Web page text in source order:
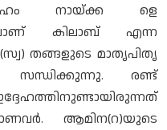
നായ്ക്ക ളെ
കിലാബ് എന്ന
തങ്ങളുടെ മാതൃപിതൃ
സന്ധിക്കുന്നു. രണ്ട്
ആമിന(റ)യുടെ